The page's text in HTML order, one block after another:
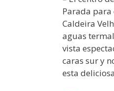
Parada para
Caldeira
aguas
vista
caras sur y
esta